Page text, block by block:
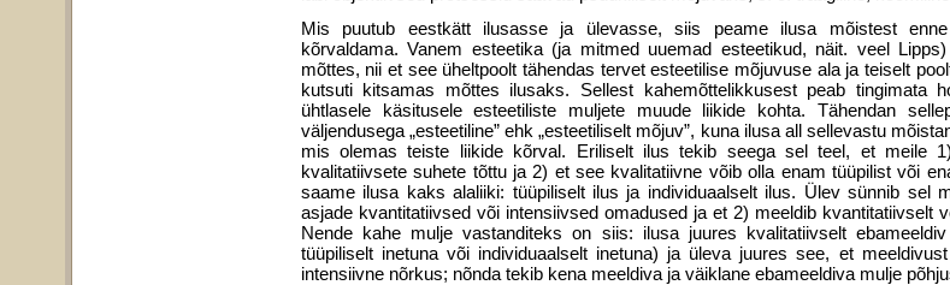
Mis puutub eestkätt ilusasse ja ülevasse, siis peame ilusa mõistest enne
kõrvaldama. Vanem esteetika (ja mitmed uuemad esteetikud, näit. veel
mõttes, nii et see ühelt­poolt tähendas tervet esteetilise mõjuvuse ala ja teiselt
kutsuti kitsamas mõttes ilusaks. Sellest kahemõttelikkusest peab tingimata
ühtlasele käsitusele esteetiliste muljete muude liikide kohta. Tähendan
väljendusega „esteetiline” ehk „estee­tiliselt mõjuv”, kuna ilusa all sellevastu
mis olemas teiste liikide kõrval. Eri­liselt ilus tekib seega sel teel, et meile
kvalitatiivsete suhete tõttu ja 2) et see kvalitatiivne võib olla enam tüüpilist või
saame ilusa kaks alaliiki: tüüpiliselt ilus ja individuaalselt ilus. Ülev sünnib sel
asjade kvantitatiivsed või intensiivsed omadused ja et 2) meeldib kvantitatiivselt
Nende kahe mulje vastanditeks on siis: ilusa juures kvalitatiivselt
tüüpiliselt inetuna või individuaalselt inetuna) ja üleva juures see, et
intensiivne nõrkus; nõnda tekib kena meeldiva ja väiklane ebameeldiva mulje